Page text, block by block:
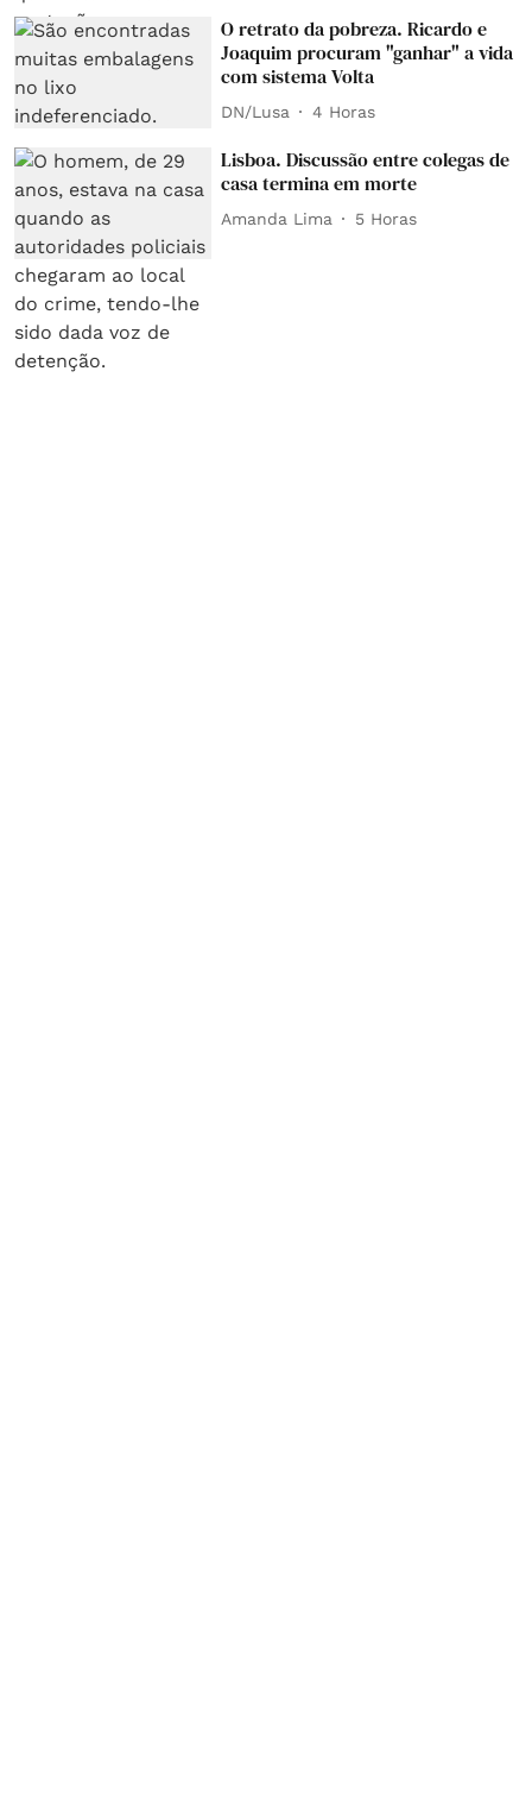
O retrato da pobreza. Ricardo e
Joaquim procuram "ganhar" a vida
com sistema Volta
DN/Lusa 4 Horas
Lisboa. Discussão entre colegas de
casa termina em morte
Amanda Lima 5 Horas